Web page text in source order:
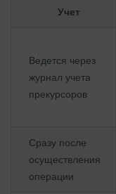
Учет
Ведется через
журнал учета
прекурсоров
Сразу после
осуществления
операции